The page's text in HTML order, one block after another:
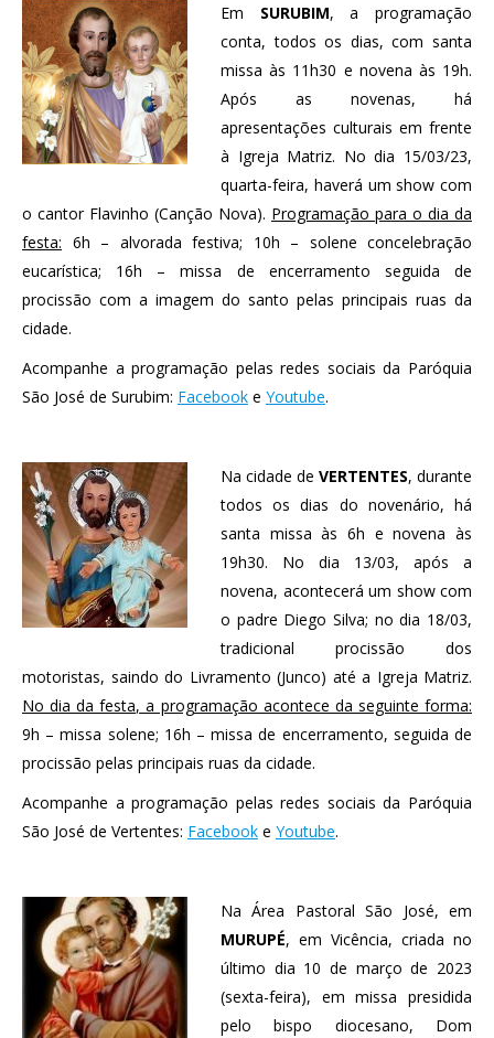
Em SURUBIM, a programação
conta, todos os dias, com santa
missa às 11h30 e novena às 19h.
Após as novenas, há
apresentações culturais em frente
à Igreja Matriz. No dia 15/03/23,
quarta-feira, haverá um show com
o cantor Flavinho (Canção Nova). Programação para o dia da
festa: 6h – alvorada festiva; 10h – solene concelebração
eucarística; 16h – missa de encerramento seguida de
procissão com a imagem do santo pelas principais ruas da
cidade.
Acompanhe a programação pelas redes sociais da Paróquia
São José de Surubim: Facebook e Youtube.
Na cidade de VERTENTES, durante
todos os dias do novenário, há
santa missa às 6h e novena às
19h30. No dia 13/03, após a
novena, acontecerá um show com
o padre Diego Silva; no dia 18/03,
tradicional procissão dos
motoristas, saindo do Livramento (Junco) até a Igreja Matriz.
No dia da festa, a programação acontece da seguinte forma:
9h – missa solene; 16h – missa de encerramento, seguida de
procissão pelas principais ruas da cidade.
Acompanhe a programação pelas redes sociais da Paróquia
São José de Vertentes: Facebook e Youtube.
Na Área Pastoral São José, em
MURUPÉ, em Vicência, criada no
último dia 10 de março de 2023
(sexta-feira), em missa presidida
pelo bispo diocesano, Dom